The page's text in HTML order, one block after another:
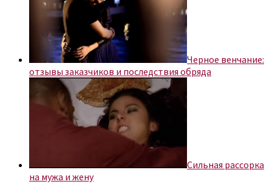
Черное венчание:
отзывы заказчиков и последствия обряда
Сильная рассорка
на мужа и жену